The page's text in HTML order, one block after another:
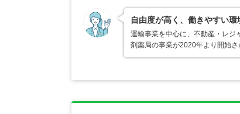
自由度が高く、働きやすい環
運輸事業を中心に、不動産・レジ
剤薬局の事業が2020年より開始